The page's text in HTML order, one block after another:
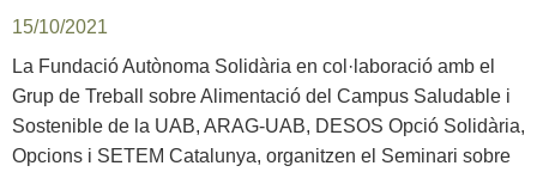
15/10/2021
La Fundació Autònoma Solidària en col·laboració amb el
Grup de Treball sobre Alimentació del Campus Saludable i
Sostenible de la UAB, ARAG-UAB, DESOS Opció Solidària,
Opcions i SETEM Catalunya, organitzen el Seminari sobre